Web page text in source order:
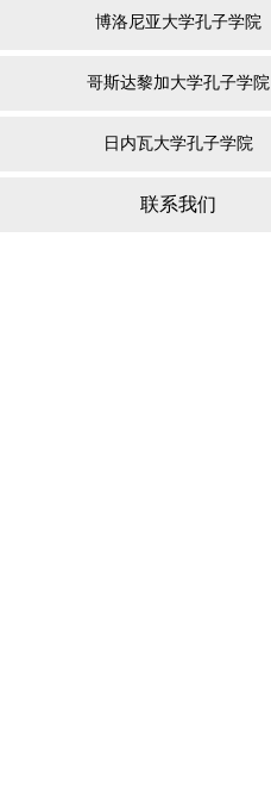
博洛尼亚大学孔子学院
哥斯达黎加大学孔子学院
日内瓦大学孔子学院
联系我们